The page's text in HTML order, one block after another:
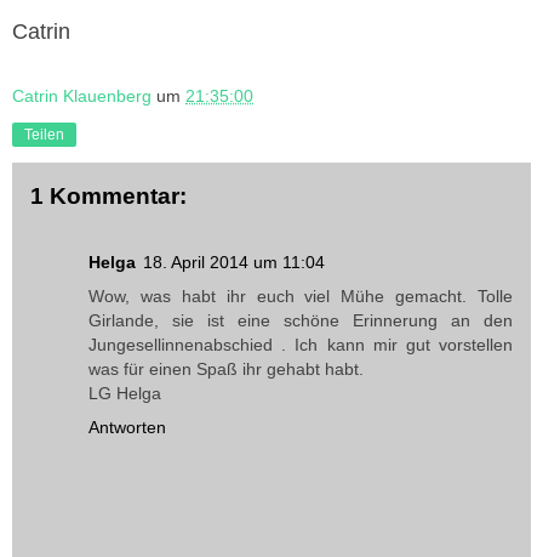
Catrin
Catrin Klauenberg um 21:35:00
Teilen
1 Kommentar:
Helga 18. April 2014 um 11:04
Wow, was habt ihr euch viel Mühe gemacht. Tolle
Girlande, sie ist eine schöne Erinnerung an den
Jungesellinnenabschied . Ich kann mir gut vorstellen
was für einen Spaß ihr gehabt habt.
LG Helga
Antworten